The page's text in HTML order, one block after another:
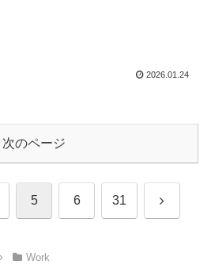
2026.01.24
次のページ
5 6 31 次
Work